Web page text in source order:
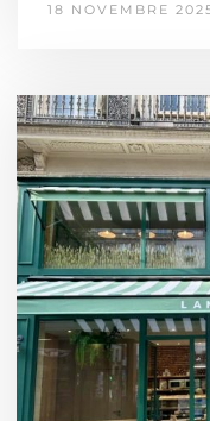
18 NOVEMBRE